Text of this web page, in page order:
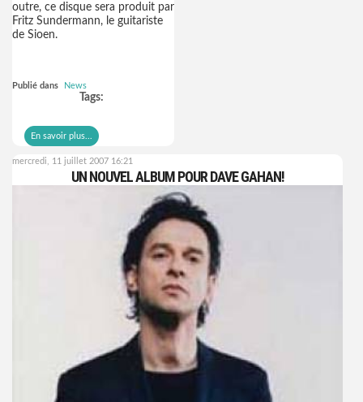
outre, ce disque sera produit par
Fritz Sundermann, le guitariste
de Sioen.
Publié dans News
Tags:
En savoir plus...
mercredi, 11 juillet 2007 16:21
UN NOUVEL ALBUM POUR DAVE GAHAN!